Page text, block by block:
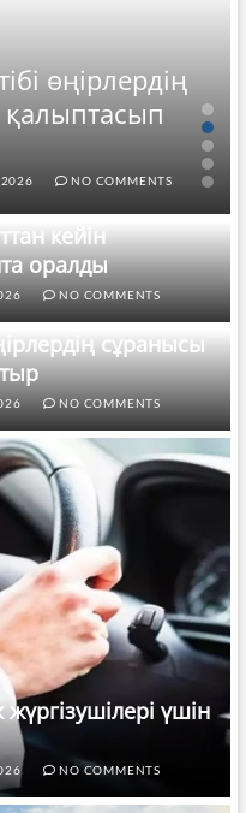
өңірлердің
қалыптасып
NO COMMENTS
кейін
оралды
NO COMMENTS
сұранысы
NO COMMENTS
үшін
NO COMMENTS